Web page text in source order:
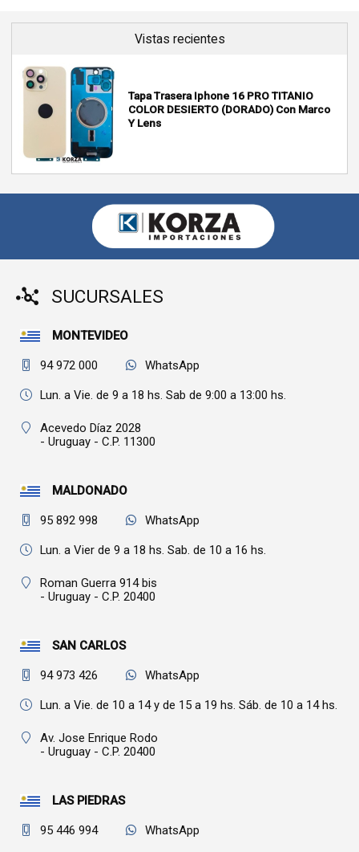
Vistas recientes
Tapa Trasera Iphone 16 PRO TITANIO
COLOR DESIERTO (DORADO) Con Marco
Y Lens
SUCURSALES
MONTEVIDEO
94 972 000 WhatsApp
Lun. a Vie. de 9 a 18 hs. Sab de 9:00 a 13:00 hs.
Acevedo Díaz 2028
- Uruguay - C.P. 11300
MALDONADO
95 892 998 WhatsApp
Lun. a Vier de 9 a 18 hs. Sab. de 10 a 16 hs.
Roman Guerra 914 bis
- Uruguay - C.P. 20400
SAN CARLOS
94 973 426 WhatsApp
Lun. a Vie. de 10 a 14 y de 15 a 19 hs. Sáb. de 10 a 14 hs.
Av. Jose Enrique Rodo
- Uruguay - C.P. 20400
LAS PIEDRAS
95 446 994 WhatsApp